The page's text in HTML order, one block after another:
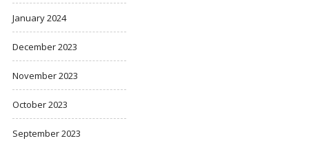
January 2024
December 2023
November 2023
October 2023
September 2023